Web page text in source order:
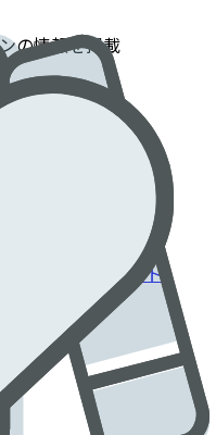
の情報を掲載​
ワーズでのキャリア​
カルスペシャリスト